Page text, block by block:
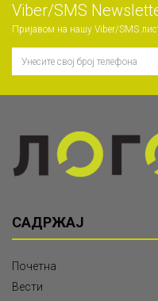
Viber/SMS
Пријавом на нашу Viber/SMS
САДРЖАЈ
Почетна
Вести